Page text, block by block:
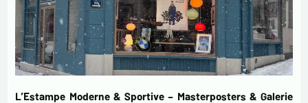
L’Estampe Moderne & Sportive – Masterposters & Galerie